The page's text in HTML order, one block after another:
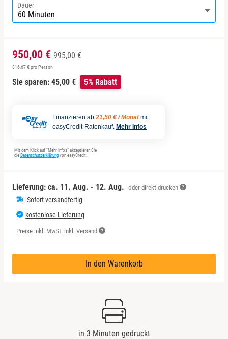
Dauer
950,00 € 995,00 €
316,67 € pro Person
Sie sparen: 45,00 € 5% Rabatt
Finanzieren ab 21,50 € / Monat mit
easyCredit-Ratenkauf. Mehr Infos
Mit dem Klick auf "Mehr Infos" akzeptieren Sie
die Datenschutzerklärung von easyCredit.
Lieferung: ca. 11. Aug. - 12. Aug. oder direkt drucken
Sofort versandfertig
kostenlose Lieferung
Preise inkl. MwSt. inkl. Versand
In den Warenkorb
in 3 Minuten gedruckt